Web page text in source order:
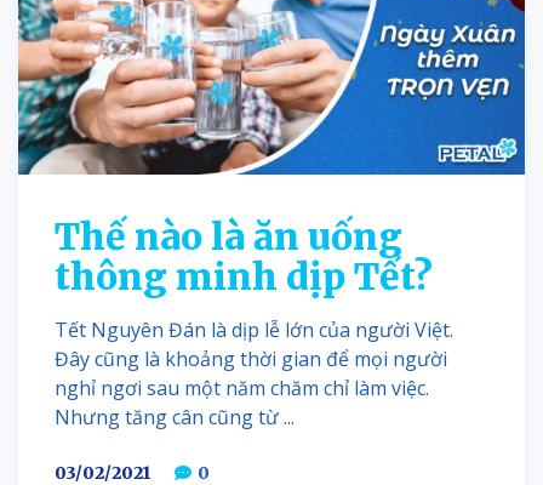
Thế nào là ăn uống
thông minh dịp Tết?
Tết Nguyên Đán là dịp lễ lớn của người Việt.
Đây cũng là khoảng thời gian để mọi người
nghỉ ngơi sau một năm chăm chỉ làm việc.
Nhưng tăng cân cũng từ ...
03/02/2021 0